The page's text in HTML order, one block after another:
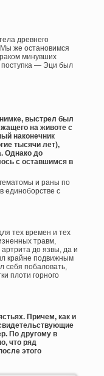
древнего
же остановимся
минувших
поступка — Эци был
выстрел был
на животе с
наконечник
тысячи лет),
Однако до
с оставшимся в
и раны по
единоборстве с
тех времен и тех
травм,
до язвы, да и
крайне подвижным
себя побаловать,
плоти горного
Причем, как и
По другому в
что ряд
этого